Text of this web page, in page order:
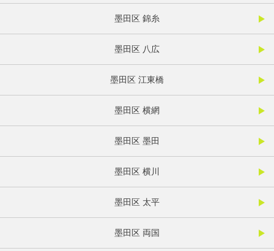
墨田区 錦糸
墨田区 八広
墨田区 江東橋
墨田区 横網
墨田区 墨田
墨田区 横川
墨田区 太平
墨田区 両国